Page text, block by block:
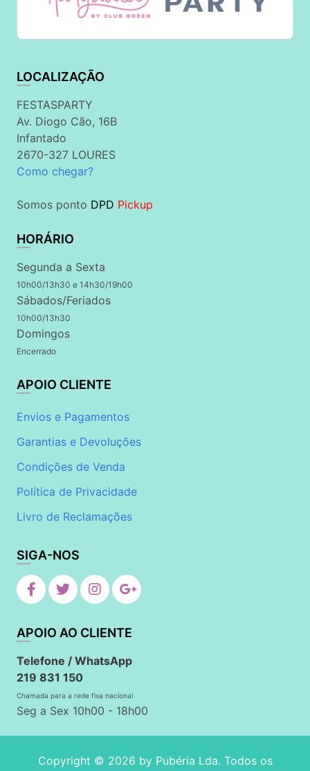
LOCALIZAÇÃO
FESTASPARTY
Av. Diogo Cão, 16B
Infantado
2670-327 LOURES
Como chegar?
Somos ponto DPD Pickup
HORÁRIO
Segunda a Sexta
10h00/13h30 e 14h30/19h00
Sábados/Feriados
10h00/13h30
Domingos
Encerrado
APOIO CLIENTE
Envios e Pagamentos
Garantias e Devoluções
Condições de Venda
Política de Privacidade
Livro de Reclamações
SIGA-NOS
APOIO AO CLIENTE
Telefone / WhatsApp
219 831 150
Chamada para a rede fixa nacional
Seg a Sex 10h00 - 18h00
Copyright © 2026 by Pubéria Lda. Todos os